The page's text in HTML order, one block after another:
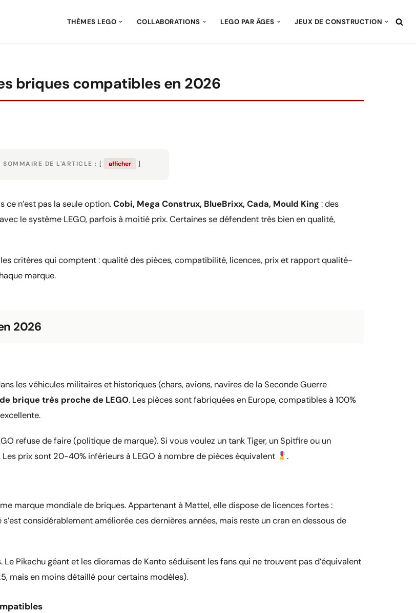
THÈMES LEGO COLLABORATIONS LEGO PAR ÂGES JEUX DE CONSTRUCTION
briques compatibles en 2026
SOMMAIRE DE L'ARTICLE : afficher
n’est pas la seule option.Cobi, Mega Construx, BlueBrixx, Cada, Mould King: des
le système LEGO, parfois à moitié prix. Certaines se défendent très bien en qualité,
critères qui comptent : qualité des pièces, compatibilité, licences, prix et rapport qualité-
marque.
2026
les véhicules militaires et historiques (chars, avions, navires de la Seconde Guerre
brique très proche de LEGO. Les pièces sont fabriquées en Europe, compatibles à 100%
refuse de faire (politique de marque). Si vous voulez un tank Tiger, un Spitfire ou un
prix sont 20-40% inférieurs à LEGO à nombre de pièces équivalent
.
marque mondiale de briques. Appartenant à Mattel, elle dispose de licences fortes :
considérablement améliorée ces dernières années, mais reste un cran en dessous de
Pikachu géant et les dioramas de Kanto séduisent les fans qui ne trouvent pas d’équivalent
mais en moins détaillé pour certains modèles).